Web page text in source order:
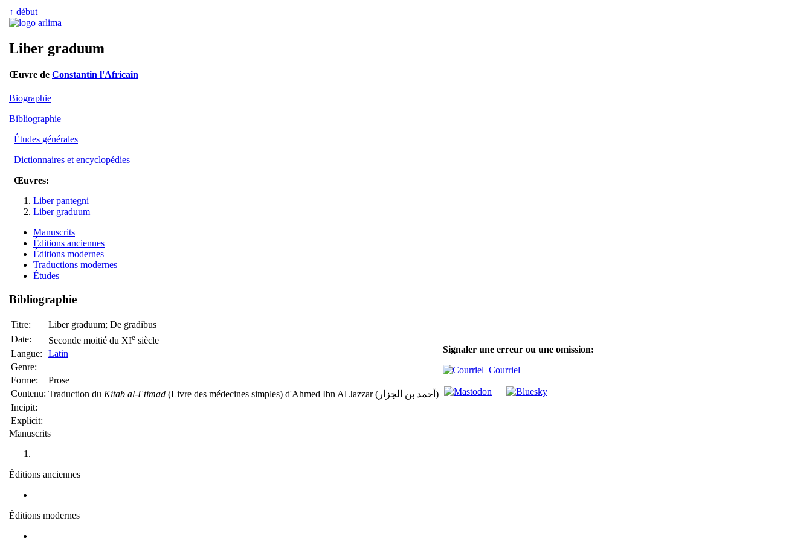
↑ début
Liber graduum
Œuvre de Constantin l'Africain
Biographie
Bibliographie
Études générales
Dictionnaires et encyclopédies
Œuvres:
Liber pantegni
Liber graduum
Manuscrits
Éditions anciennes
Éditions modernes
Traductions modernes
Études
Bibliographie
Titre:
Liber graduum; De gradibus
Date:
Seconde moitié du XIe siècle
Langue:
Latin
Genre:
Forme:
Prose
Contenu: Traduction du Kitāb al-Iʿtimād
(Livre des médecines simples) d'Ahmed Ibn Al Jazzar (أحمد بن الجزار)
Incipit:
Explicit:
Manuscrits
Éditions anciennes
Éditions modernes
Signaler une erreur ou une omission:
Courriel